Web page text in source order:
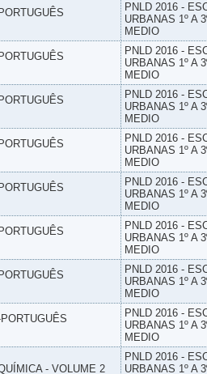
PNLD 2016 -
URBANAS 1º A
MEDIO
PNLD 2016 -
URBANAS 1º A
MEDIO
PNLD 2016 -
URBANAS 1º A
MEDIO
PNLD 2016 -
URBANAS 1º A
MEDIO
PNLD 2016 -
URBANAS 1º A
MEDIO
PNLD 2016 -
URBANAS 1º A
MEDIO
PNLD 2016 -
URBANAS 1º A
MEDIO
PNLD 2016 -
URBANAS 1º A
MEDIO
- VOLUME 2
PNLD 2016 -
URBANAS 1º A